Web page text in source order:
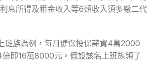
息所得及租金收入等6類收入須多繳二代
班族為例，每月健保投保薪資4萬2000
即16萬8000元。假設該名上班族領了